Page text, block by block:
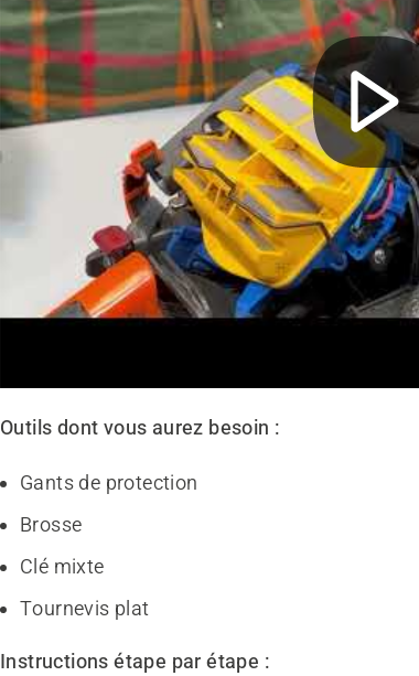
Outils dont vous aurez besoin :
Gants de protection
Brosse
Clé mixte
Tournevis plat
Instructions étape par étape :